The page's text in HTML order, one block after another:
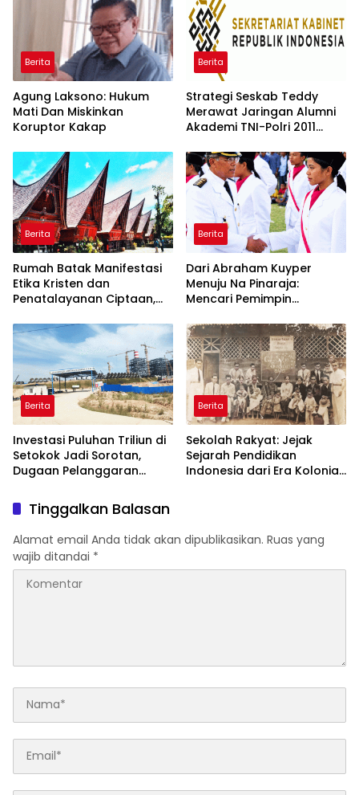
Berita
Agung Laksono: Hukum
Mati Dan Miskinkan
Koruptor Kakap
Berita
Strategi Seskab Teddy
Merawat Jaringan Alumni
Akademi TNI-Polri 2011
Membangun Loyalitas
Berita
Rumah Batak Manifestasi
Etika Kristen dan
Penatalayanan Ciptaan,
Memuliakan Tuhan
Berita
Dari Abraham Kuyper
Menuju Na Pinaraja:
Mencari Pemimpin
Depan Kawasan Danau
Toba
Berita
Investasi Puluhan Triliun di
Setokok Jadi Sorotan,
Dugaan Pelanggaran
Pekerja Mencuat
Berita
Sekolah Rakyat: Jejak
Sejarah Pendidikan
Indonesia dari Era Kolonial
Tinggalkan Balasan
Alamat email Anda tidak akan dipublikasikan. Ruas yang
wajib ditandai *